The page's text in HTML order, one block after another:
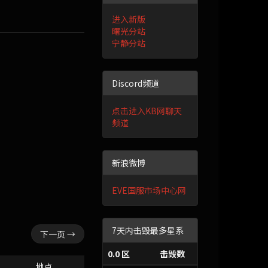
下一页 →
进入新版
曙光分站
宁静分站
Discord频道
点击进入KB网聊天
频道
新浪微博
EVE国服市场中心网
7天内击毁最多星系
0.0 区
击毁数